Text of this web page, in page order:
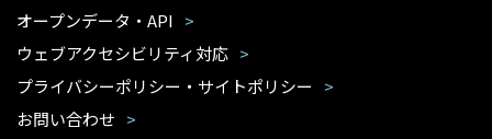
オープンデータ・API
ウェブアクセシビリティ対応
プライバシーポリシー・サイトポリシー
お問い合わせ